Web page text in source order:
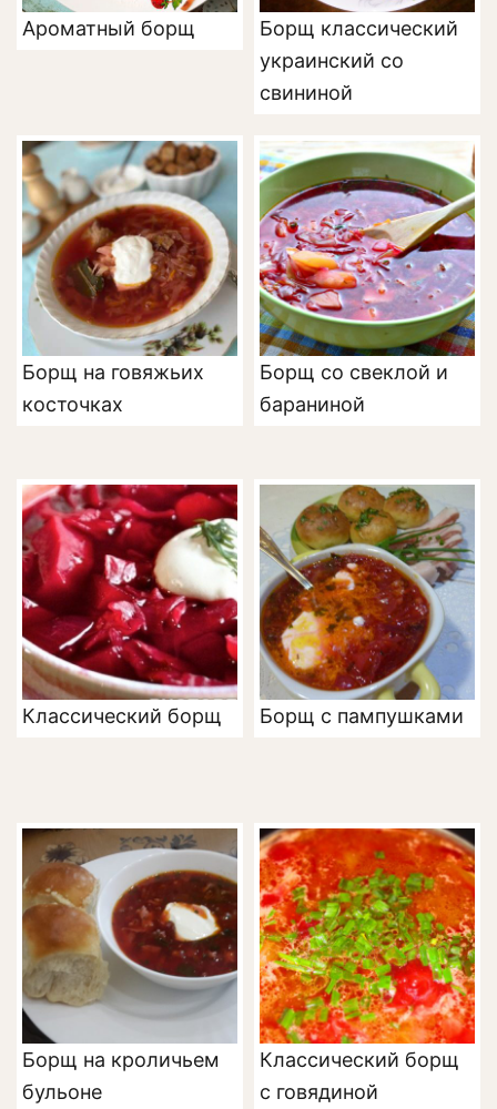
Ароматный борщ
Борщ классический
украинский со
свининой
Борщ на говяжьих
косточках
Борщ со свеклой и
бараниной
Классический борщ Борщ с пампушками
Борщ на кроличьем
бульоне
Классический борщ
с говядиной